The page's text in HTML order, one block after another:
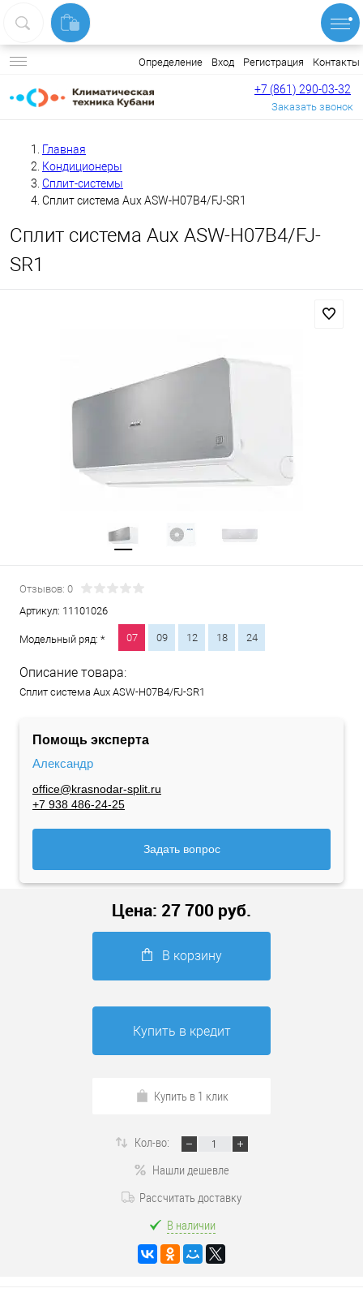
Определение Вход Регистрация Контакты
+7 (861) 290-03-32
Заказать звонок
Главная
Кондиционеры
Сплит-системы
Сплит система Aux ASW-H07B4/FJ-SR1
Сплит система Aux ASW-H07B4/FJ-
SR1
Отзывов: 0
Артикул: 11101026
Модельный ряд: * 07 09 12 18 24
Описание товара:
Сплит система Aux ASW-H07B4/FJ-SR1
Помощь эксперта
Александр
office@krasnodar-split.ru
+7 938 486-24-25
Задать вопрос
Цена: 27 700 руб.
В корзину
Купить в кредит
Купить в 1 клик
Кол-во:
Нашли дешевле
Рассчитать доставку
В наличии